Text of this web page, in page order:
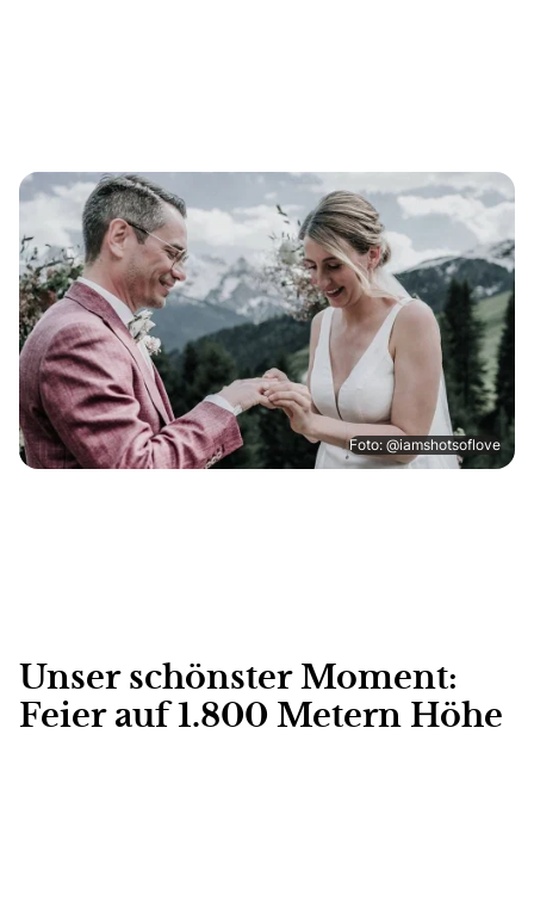
Foto: @iamshotsoflove
Unser schönster Moment:
Feier auf 1.800 Metern Höhe